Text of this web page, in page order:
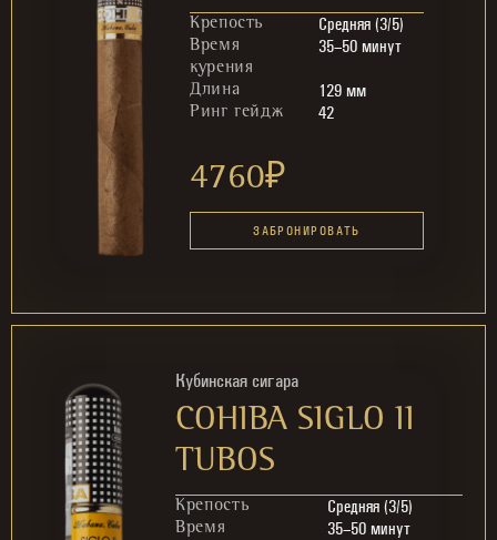
Крепость Средняя (3/5)
Время
курения
35–50 минут
Длина 129 мм
Ринг гейдж 42
4760₽
ЗАБРОНИРОВАТЬ
Кубинская сигара
COHIBA SIGLO II
TUBOS
Крепость Средняя (3/5)
Время
35–50 минут